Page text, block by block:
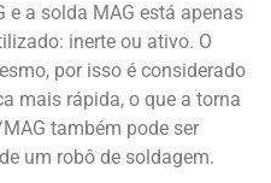
e a solda MAG está apenas
inerte ou ativo. O
por isso é considerado
mais rápida, o que a torna
também pode ser
um robô de soldagem.